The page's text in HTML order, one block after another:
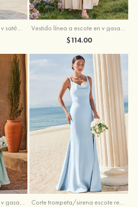
$114.00
Vestido línea a escote en v gasa hasta el suelo vestido de dama de honor Corte trompeta/sirena escote redondo crepé elástico hasta el suelo vestido de dama de honor